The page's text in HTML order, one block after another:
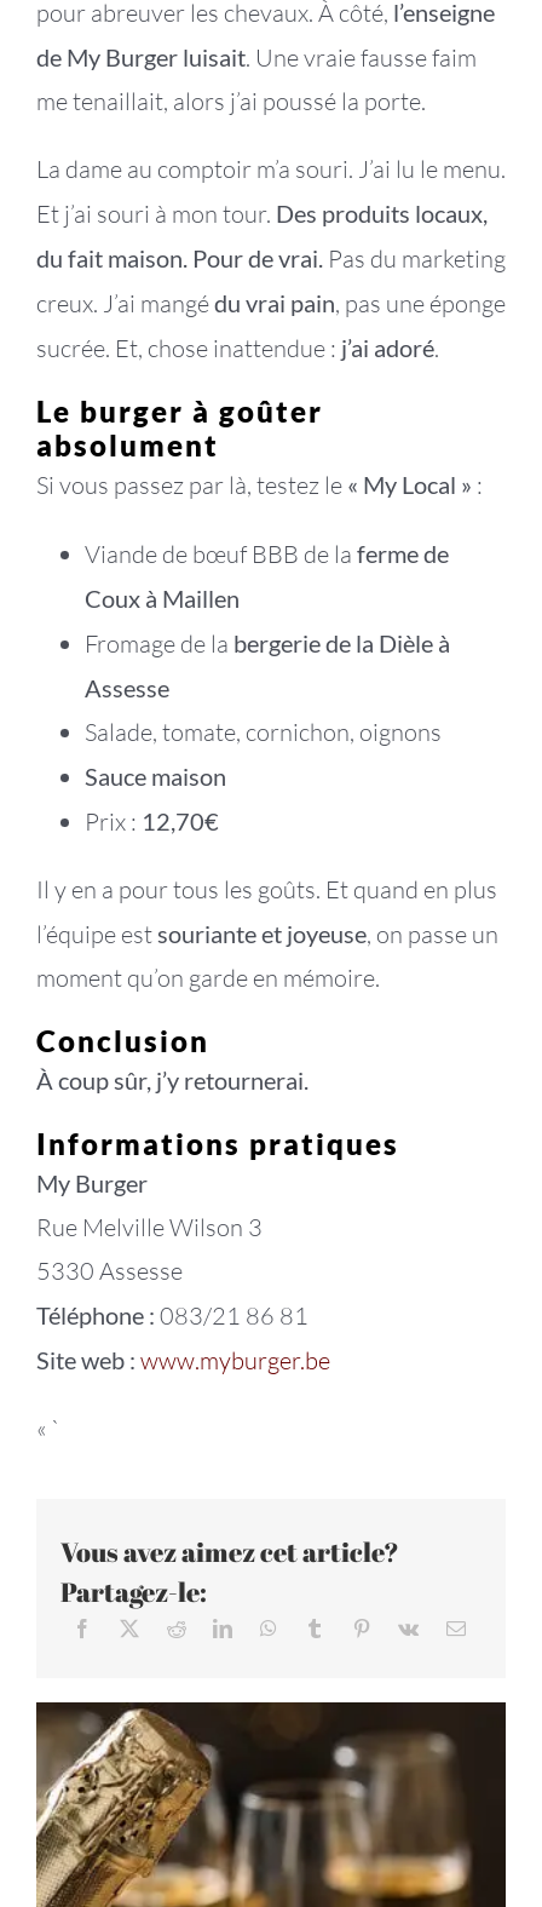
pour abreuver les chevaux. À côté, l’enseigne
de My Burger luisait. Une vraie fausse faim
me tenaillait, alors j’ai poussé la porte.
La dame au comptoir m’a souri. J’ai lu le menu.
Et j’ai souri à mon tour. Des produits locaux,
du fait maison. Pour de vrai.Pas du marketing
creux. J’ai mangédu vrai pain, pas une éponge
sucrée. Et, chose inattendue : j’ai adoré.
Le burger à goûter
absolument
Si vous passez par là, testez le « My Local » :
Viande de bœuf BBB de la ferme de
Coux à Maillen
Fromage de la bergerie de la Dièle à
Assesse
Salade, tomate, cornichon, oignons
Sauce maison
Prix : 12,70€
Il y en a pour tous les goûts. Et quand en plus
l’équipe estsouriante et joyeuse, on passe un
moment qu’on garde en mémoire.
Conclusion
À coup sûr, j’y retournerai.
Informations pratiques
My Burger
Rue Melville Wilson 3
5330 Assesse
Téléphone : 083/21 86 81
Site web : www.myburger.be
« `
Vous avez aimez cet article?
Partagez-le: